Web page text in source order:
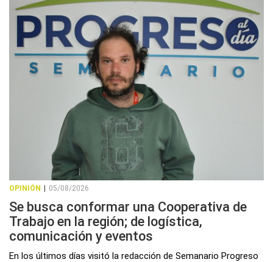
OPINIÓN | 05/08/2026
Se busca conformar una Cooperativa de
Trabajo en la región; de logística,
comunicación y eventos
En los últimos días visitó la redacción de Semanario Progreso